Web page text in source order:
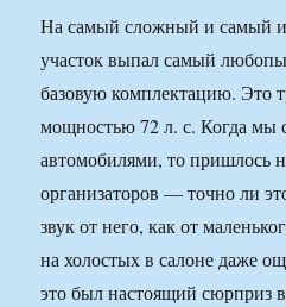
На самый сложный и самый
участок выпал самый
базовую комплектацию. Это
мощностью 72 л. с. Когда мы
автомобилями, то пришлось
организаторов — точно ли
звук от него, как от
на холостых в салоне даже
это был настоящий сюрприз